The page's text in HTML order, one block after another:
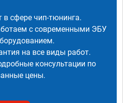
в сфере чип-тюнинга.
с современными ЭБУ
на все виды работ.
консультации по
цены.